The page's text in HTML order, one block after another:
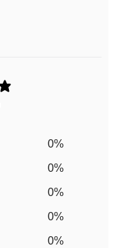
0%
0%
0%
0%
0%